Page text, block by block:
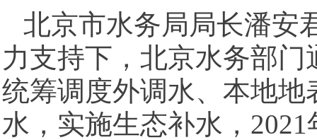
北京市水务局局长潘安
力支持下，北京水务部
统筹调度外调水、本地
水，实施生态补水，